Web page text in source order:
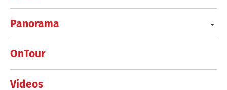
Panorama
OnTour
Videos